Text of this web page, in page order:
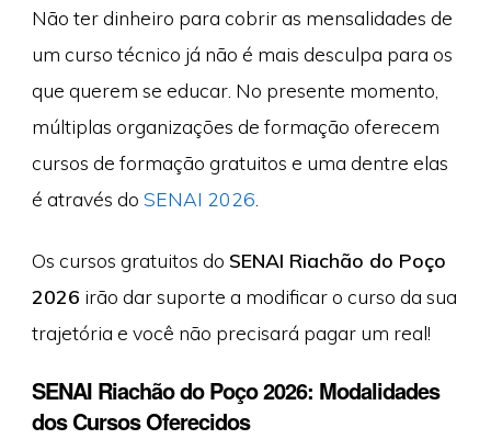
Não ter dinheiro para cobrir as mensalidades de
um curso técnico já não é mais desculpa para os
que querem se educar. No presente momento,
múltiplas organizações de formação oferecem
cursos de formação gratuitos e uma dentre elas
é através do SENAI 2026
Os cursos gratuitos do SENAI Riachão do Poço
2026 irão dar suporte a modificar o curso da sua
trajetória e você não precisará pagar um real!
SENAI Riachão do Poço 2026: Modalidades
dos Cursos Oferecidos